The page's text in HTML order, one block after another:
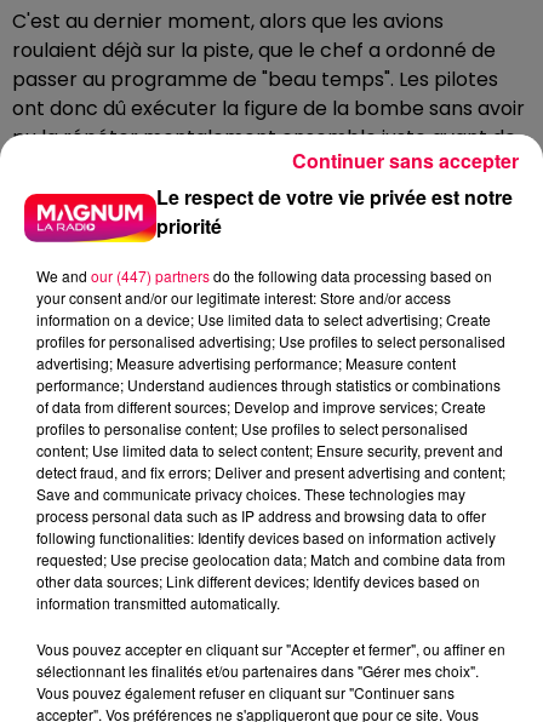
C'est au dernier moment, alors que les avions
roulaient déjà sur la piste, que le chef a ordonné de
passer au programme de "beau temps". Les pilotes
ont donc dû exécuter la figure de la bombe sans avoir
pu la répéter mentalement ensemble juste avant de
LES RÉVÉLATIONS SUR L'ÉJECTION :
DES FAILLES TECHNIQUES
Le rapport soulève des failles techniques
surprenantes qui ont aggravé le risque de blessure
des navigants lors de leur retour sur terre :
Sur l'Alphajet, le passager arrière doit s'éjecter en
premier, puis le pilote s'éjecte à son tour. Mais le
Le respect de votre vie privée est notre
priorité
We and our (447) partnersdo the following data processing based on
your consent and/or our legitimate interest: Store and/or access
information on a device; Use limited data to select advertising; Create
profiles for personalised advertising; Use profiles to select personalised
advertising; Measure advertising performance; Measure content
performance; Understand audiences through statistics or combinations
of data from different sources; Develop and improve services; Create
profiles to personalise content; Use profiles to select personalised
content; Use limited data to select content; Ensure security, prevent and
detect fraud, and fix errors; Deliver and present advertising and content;
Save and communicate privacy choices. These technologies may
process personal data such as IP address and browsing data to offer
following functionalities: Identify devices based on information actively
requested; Use precise geolocation data; Match and combine data from
other data sources; Link different devices; Identify devices based on
information transmitted automatically.
Vous pouvez accepter en cliquant sur "Accepter et fermer", ou affiner en
sélectionnant les finalités et/ou partenaires dans "Gérer mes choix".
Vous pouvez également refuser en cliquant sur "Continuer sans
accepter". Vos préférences ne s'appliqueront que pour ce site. Vous
Continuer sans accepter